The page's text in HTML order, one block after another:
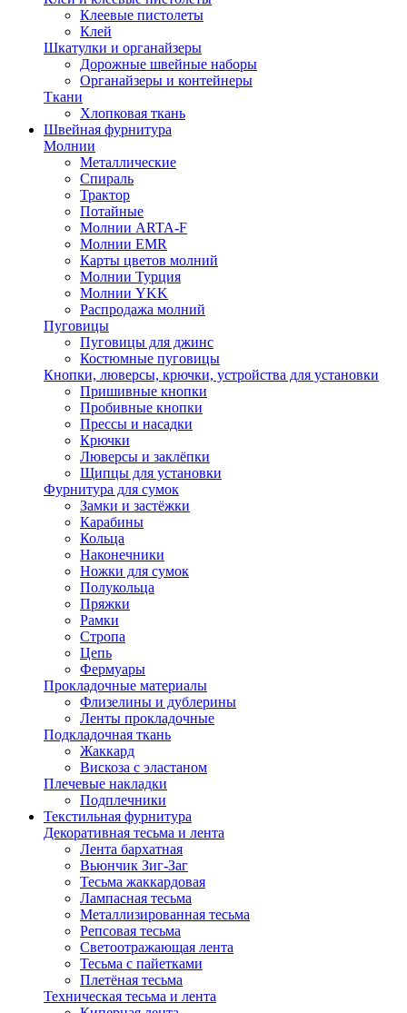
Клеевые пистолеты
Клей
Шкатулки и органайзеры
Дорожные швейные наборы
Органайзеры и контейнеры
Ткани
Хлопковая ткань
Швейная фурнитура
Молнии
Металлические
Спираль
Трактор
Потайные
Молнии ARTA-F
Молнии EMR
Карты цветов молний
Молнии Турция
Молнии YKK
Распродажа молний
Пуговицы
Пуговицы для джинс
Костюмные пуговицы
Кнопки, люверсы, крючки, устройства для установки
Пришивные кнопки
Пробивные кнопки
Прессы и насадки
Крючки
Люверсы и заклёпки
Щипцы для установки
Фурнитура для сумок
Замки и застёжки
Карабины
Кольца
Наконечники
Ножки для сумок
Полукольца
Пряжки
Рамки
Стропа
Цепь
Фермуары
Прокладочные материалы
Флизелины и дублерины
Ленты прокладочные
Подкладочная ткань
Жаккард
Вискоза с эластаном
Плечевые накладки
Подплечники
Текстильная фурнитура
Декоративная тесьма и лента
Лента бархатная
Вьюнчик Зиг-Заг
Тесьма жаккардовая
Лампасная тесьма
Металлизированная тесьма
Репсовая тесьма
Светоотражающая лента
Тесьма с пайетками
Плетёная тесьма
Техническая тесьма и лента